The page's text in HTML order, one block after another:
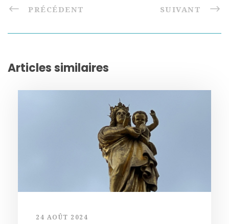
PRÉCÉDENT SUIVANT
Articles similaires
24 AOÛT 2024